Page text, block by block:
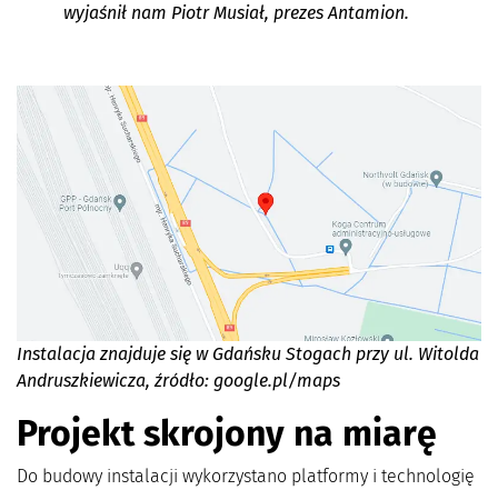
wyjaśnił nam Piotr Musiał, prezes Antamion.
Instalacja znajduje się w Gdańsku Stogach przy ul. Witolda
Andruszkiewicza, źródło: google.pl/maps
Projekt skrojony na miarę
Do budowy instalacji wykorzystano platformy i technologię